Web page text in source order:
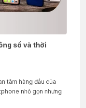
số và thời
tâm hàng đầu của
nhỏ gọn nhưng